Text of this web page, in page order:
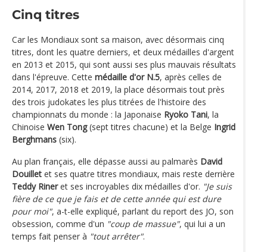
Cinq titres
Car les Mondiaux sont sa maison, avec désormais cinq
titres, dont les quatre derniers, et deux médailles d'argent
en 2013 et 2015, qui sont aussi ses plus mauvais résultats
dans l'épreuve. Cette médaille d'or N.5, après celles de
2014, 2017, 2018 et 2019, la place désormais tout près
des trois judokates les plus titrées de l'histoire des
championnats du monde : la Japonaise Ryoko Tani, la
Chinoise Wen Tong(sept titres chacune) et la Belge Ingrid
Berghmans (six).
Au plan français, elle dépasse aussi au palmarès David
Douillet et ses quatre titres mondiaux, mais reste derrière
Teddy Rineret ses incroyables dix médailles d'or. "Je suis
fière de ce que je fais et de cette année qui est dure
pour moi", a-t-elle expliqué, parlant du report des JO, son
obsession, comme d'un "coup de massue", qui lui a un
temps fait penser à "tout arrêter".